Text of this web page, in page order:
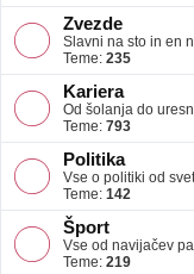
Zvezde
Slavni na sto in en
Teme: 235
Kariera
Od šolanja do
Teme: 793
Politika
Vse o politiki od
Teme: 142
Šport
Vse od navijačev
Teme: 219